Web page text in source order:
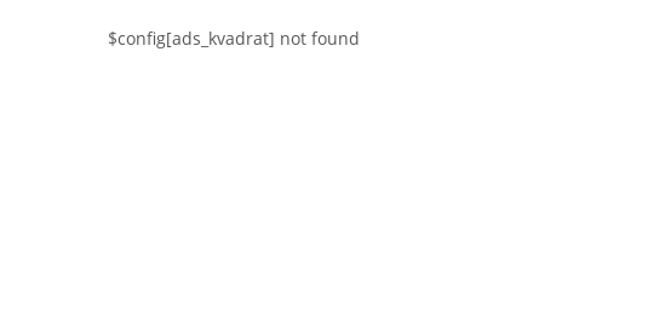
$config[ads_kvadrat] not found